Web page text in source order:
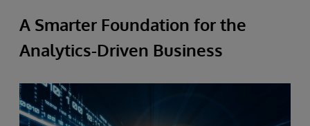
A Smarter Foundation for the
Analytics-Driven Business